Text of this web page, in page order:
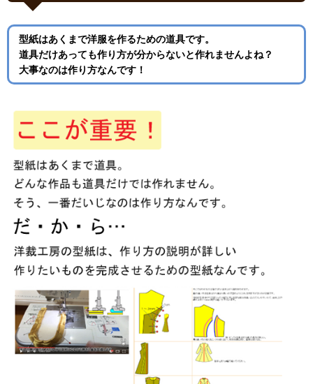
型紙はあくまで洋服を作るための道具です。
道具だけあっても作り方が分からないと作れませんよね？
大事なのは作り方なんです！